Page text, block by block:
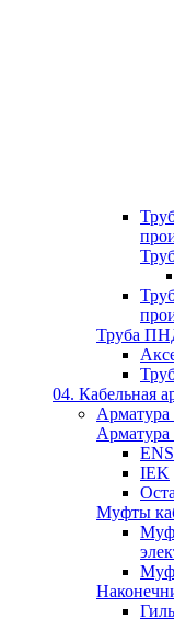
Труба
04. Кабельная
IEK
Муфты